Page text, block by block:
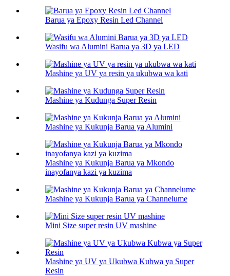
Barua ya Epoxy Resin Led Channel
Wasifu wa Alumini Barua ya 3D ya LED
Mashine ya UV ya resin ya ukubwa wa kati
Mashine ya Kudunga Super Resin
Mashine ya Kukunja Barua ya Alumini
Mashine ya Kukunja Barua ya Mkondo
inayofanya kazi ya kuzima
Mashine ya Kukunja Barua ya Channelume
Mini Size super resin UV mashine
Mashine ya UV ya Ukubwa Kubwa ya Super
Resin